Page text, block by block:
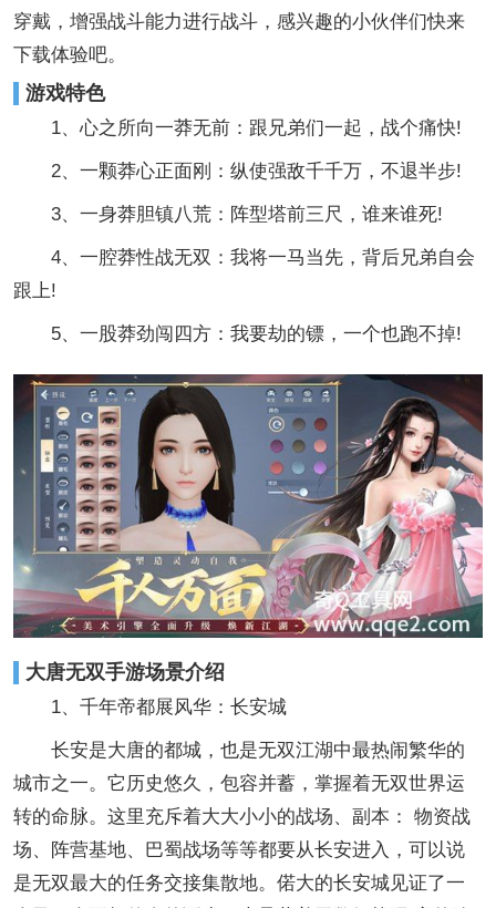
穿戴，增强战斗能力进行战斗，感兴趣的小伙伴们快来
下载体验吧。
游戏特色
1、心之所向一莽无前：跟兄弟们一起，战个痛快!
2、一颗莽心正面刚：纵使强敌千千万，不退半步!
3、一身莽胆镇八荒：阵型塔前三尺，谁来谁死!
4、一腔莽性战无双：我将一马当先，背后兄弟自会
跟上!
5、一股莽劲闯四方：我要劫的镖，一个也跑不掉!
大唐无双手游场景介绍
1、千年帝都展风华：长安城
长安是大唐的都城，也是无双江湖中最热闹繁华的
城市之一。它历史悠久，包容并蓄，掌握着无双世界运
转的命脉。这里充斥着大大小小的战场、副本： 物资战
场、阵营基地、巴蜀战场等等都要从长安进入，可以说
是无双最大的任务交接集散地。偌大的长安城见证了一